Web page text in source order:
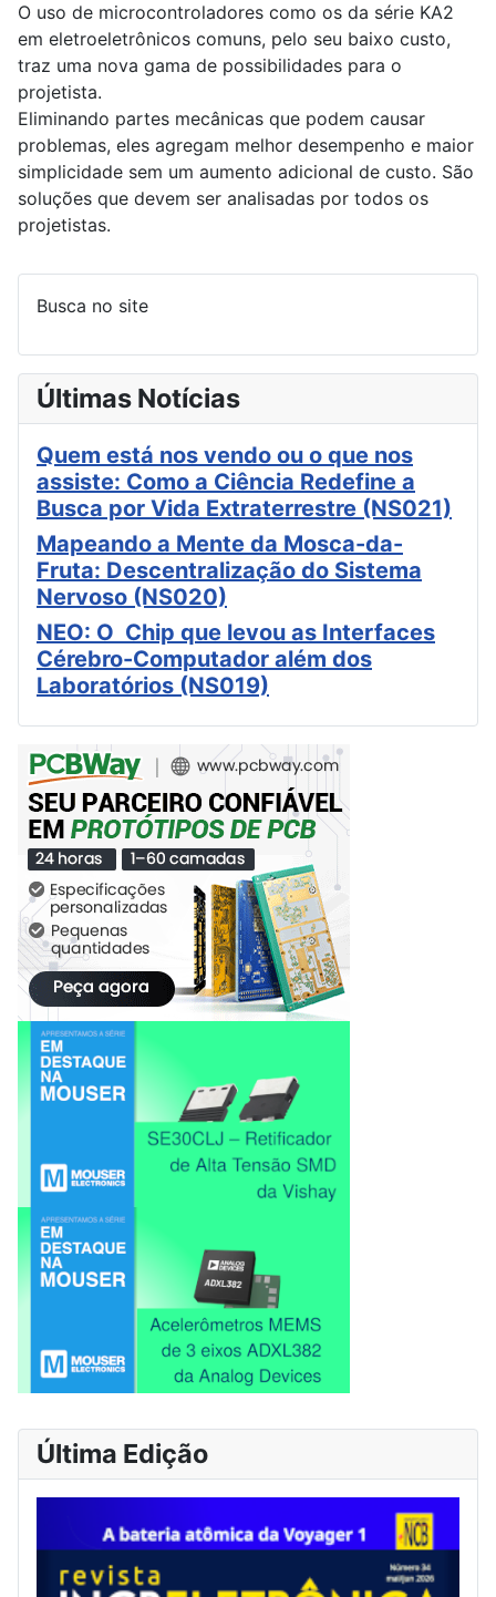
O uso de microcontroladores como os da série KA2
em eletroeletrônicos comuns, pelo seu baixo custo,
traz uma nova gama de possibilidades para o
projetista.
Eliminando partes mecânicas que podem causar
problemas, eles agregam melhor desempenho e maior
simplicidade sem um aumento adicional de custo. São
soluções que devem ser analisadas por todos os
projetistas.
Busca no site
Últimas Notícias
Quem está nos vendo ou o que nos
assiste: Como a Ciência Redefine a
Busca por Vida Extraterrestre (NS021)
Mapeando a Mente da Mosca-da-
Fruta: Descentralização do Sistema
Nervoso (NS020)
NEO: O Chip que levou as Interfaces
Cérebro-Computador além dos
Laboratórios (NS019)
Última Edição